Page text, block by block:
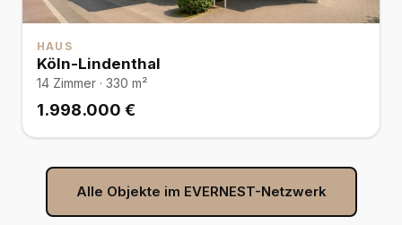
HAUS
Köln-Lindenthal
14 Zimmer · 330 m²
1.998.000 €
Alle Objekte im EVERNEST-Netzwerk